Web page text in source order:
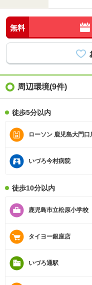
無料
周辺環境(9件)
徒歩5分以内
ローソン 鹿児島大門口
いづろ今村病院
徒歩10分以内
鹿児島市立松原小学校
タイヨー銀座店
いづろ通駅